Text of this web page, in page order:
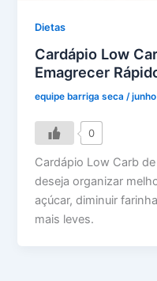
Dietas
Cardápio Low
Emagrecer
equipe barriga seca/
0
Cardápio Low Carb
deseja organizar
açúcar, diminuir
mais leves.